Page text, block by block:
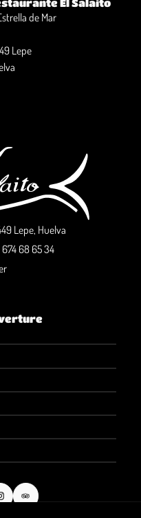
El Salaito
de Mar
Lepe
Lepe, Huelva
68 65 34